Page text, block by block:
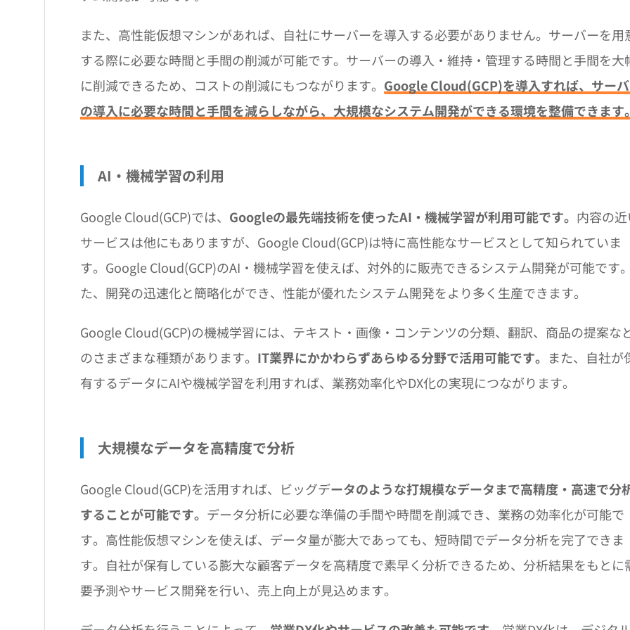
また、高性能仮想マシンがあれば、自社にサーバーを導入する必要がありません。サーバーを用
する際に必要な時間と手間の削減が可能です。サーバーの導入・維持・管理する時間と手間を大
に削減できるため、コストの削減にもつながります。 Google Cloud(GCP)を導入すれば、サー
の導入に必要な時間と手間を減らしながら、大規模なシステム開発ができる環境を整備できます。
AI・機械学習の利用
Google Cloud(GCP)では、 Googleの最先端技術を使ったAI・機械学習が利用可能です。 内容の
サービスは他にもありますが、Google Cloud(GCP)は特に高性能なサービスとして知られていま
す。Google Cloud(GCP)のAI・機械学習を使えば、対外的に販売できるシステム開発が可能です
た、開発の迅速化と簡略化ができ、性能が優れたシステム開発をより多く生産できます。
Google Cloud(GCP)の機械学習には、テキスト・画像・コンテンツの分類、翻訳、商品の提案な
のさまざまな種類があります。 IT業界にかかわらずあらゆる分野で活用可能です。 また、自社が
有するデータにAIや機械学習を利用すれば、業務効率化やDX化の実現につながります。
大規模なデータを高精度で分析
Google Cloud(GCP)を活用すれば、ビッグデータのような打規模なデータまで高精度・高速で分
することが可能です。 データ分析に必要な準備の手間や時間を削減でき、業務の効率化が可能で
す。高性能仮想マシンを使えば、データ量が膨大であっても、短時間でデータ分析を完了できま
す。自社が保有している膨大な顧客データを高精度で素早く分析できるため、分析結果をもとに
要予測やサービス開発を行い、売上向上が見込めます。